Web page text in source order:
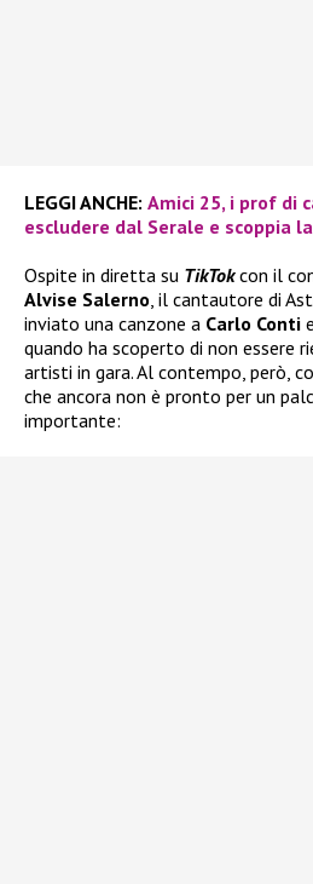
LEGGI ANCHE: Amici 25, i prof di
escludere dal Serale e scoppia
Ospite in diretta su TikTokcon il
Alvise Salerno, il cantautore di
inviato una canzone a Carlo Conti
quando ha scoperto di non essere
artisti in gara. Al contempo, però,
che ancora non è pronto per un
importante: